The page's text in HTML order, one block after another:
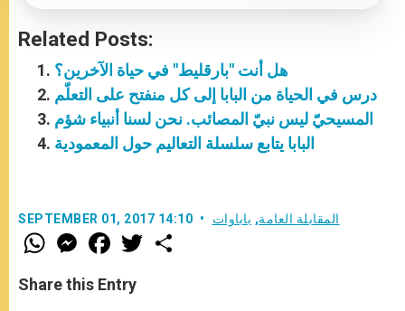
Related Posts:
هل أنت "بارقليط" في حياة الآخرين؟
درس في الحياة من البابا إلى كل منفتح على التعلّم
المسيحيّ ليس نبيّ المصائب. نحن لسنا أنبياء شؤم
البابا يتابع سلسلة التعاليم حول المعمودية
SEPTEMBER 01, 2017 14:10 المقابلة العامة, باباوات
W
h
t
s
M
e
s
e
F
a
e
b
w
Share this Entry